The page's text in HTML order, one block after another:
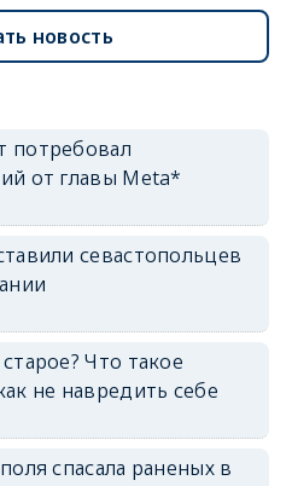
новость
потребовал
от главы Meta*
севастопольцев
Что такое
не навредить себе
спасала раненых в